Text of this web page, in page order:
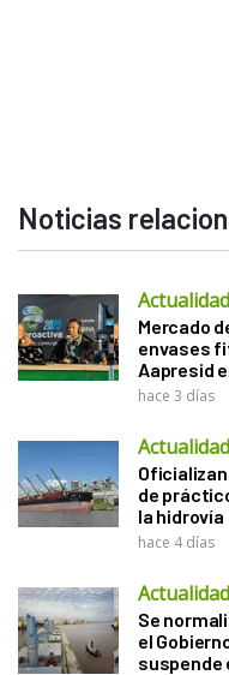
Noticias
Actualidad
Mercado
envases
Aapresid
hace 3 días
Actualidad
de
la hidrovía
hace 4 días
Actualidad
Se
el
suspende